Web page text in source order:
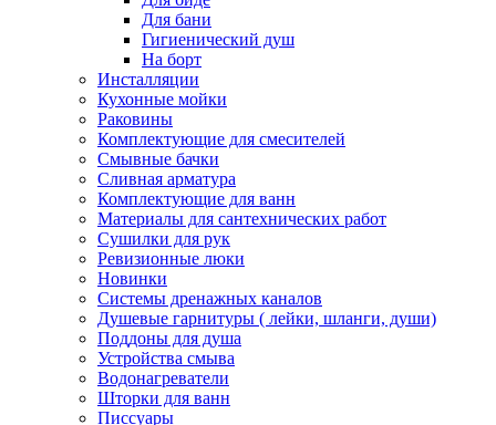
Для бани
Гигиенический душ
На борт
Инсталляции
Кухонные мойки
Раковины
Комплектующие для смесителей
Смывные бачки
Сливная арматура
Комплектующие для ванн
Материалы для сантехнических работ
Сушилки для рук
Ревизионные люки
Новинки
Системы дренажных каналов
Душевые гарнитуры ( лейки, шланги, души)
Поддоны для душа
Устройства смыва
Водонагреватели
Шторки для ванн
Писсуары